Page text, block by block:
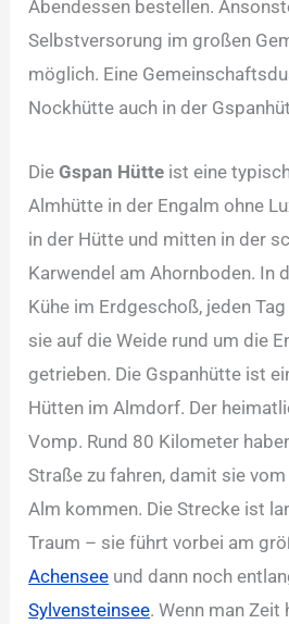
Abendessen bestellen.
Selbstversorung im großen
möglich. Eine
Nockhütte auch in der
DieGspan Hütte ist eine
Almhütte in der Engalm ohne
in der Hütte und mitten in der
Karwendel am Ahornboden. In
Kühe im Erdgeschoß, jeden
sie auf die Weide rund um die
getrieben. Die Gspanhütte ist
Hütten im Almdorf. Der
Vomp. Rund 80 Kilometer
Straße zu fahren, damit sie
Alm kommen. Die Strecke ist
Traum – sie führt vorbei am
Achensee und dann noch
Sylvensteinsee. Wenn man